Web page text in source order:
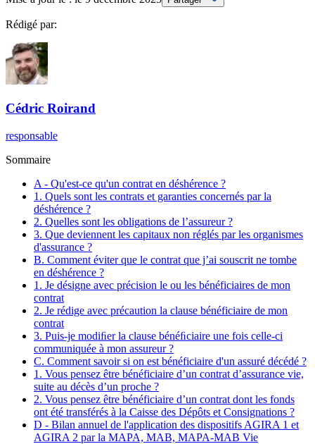
Rédigé par:
Cédric Roirand
responsable
Sommaire
A - Qu'est-ce qu'un contrat en déshérence ?
1. Quels sont les contrats et garanties concernés par la
déshérence ?
2. Quelles sont les obligations de l’assureur ?
3. Que deviennent les capitaux non réglés par les organismes
d'assurance ?
B. Comment éviter que le contrat que j’ai souscrit ne tombe
en déshérence ?
1. Je désigne avec précision le ou les bénéficiaires de mon
contrat
2. Je rédige avec précaution la clause bénéficiaire de mon
contrat
3. Puis-je modiﬁer la clause bénéﬁciaire une fois celle-ci
communiquée à mon assureur ?
C. Comment savoir si on est bénéficiaire d'un assuré décédé ?
1. Vous pensez être bénéficiaire d’un contrat d’assurance vie,
suite au décès d’un proche ?
2. Vous pensez être bénéficiaire d’un contrat dont les fonds
ont été transférés à la Caisse des Dépôts et Consignations ?
D - Bilan annuel de l'application des dispositifs AGIRA 1 et
AGIRA 2 par la MAPA, MAB, MAPA-MAB Vie